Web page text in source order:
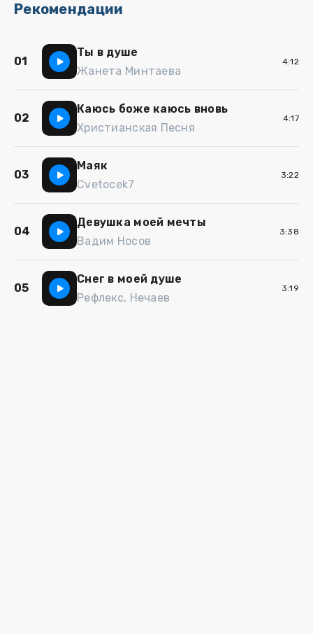
Рекомендации
01
Ты в душе
Жанета Минтаева
4:12
02
Каюсь боже каюсь вновь
Христианская Песня
4:17
03
Маяк
Cvetocek7
3:22
04
Девушка моей мечты
Вадим Носов
3:38
05
Снег в моей душе
Рефлекс, Нечаев
3:19